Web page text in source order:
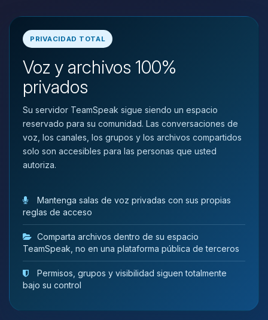
PRIVACIDAD TOTAL
Voz y archivos 100%
privados
Su servidor TeamSpeak sigue siendo un espacio
reservado para su comunidad. Las conversaciones de
voz, los canales, los grupos y los archivos compartidos
solo son accesibles para las personas que usted
autoriza.
Mantenga salas de voz privadas con sus propias
reglas de acceso
Comparta archivos dentro de su espacio
TeamSpeak, no en una plataforma pública de terceros
Permisos, grupos y visibilidad siguen totalmente
bajo su control
Yupi, por fin alguien con quien
hablar! Soy Choupy, tu pequeno
asistente de BoxToPlay. Cuentame
que necesitas y moveré mis
pequenos circuitos para ayudarte.
07/08/2026 02:36